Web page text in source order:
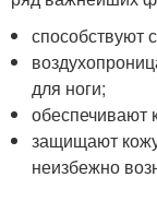
способствуют
для ноги;
обеспечивают
защищают
неизбежно